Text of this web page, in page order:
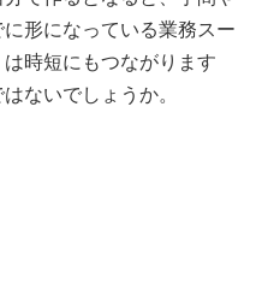
形になっている業務スー
時短にもつながります
ないでしょうか。